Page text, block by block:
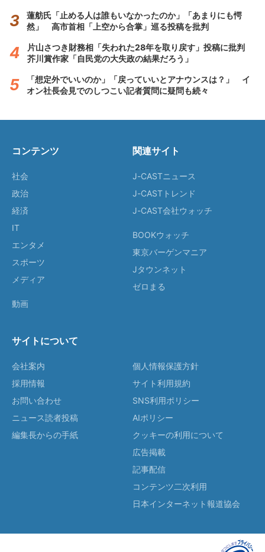
蓮舫氏「止める人は誰もいなかったのか」「あまりにも愕
然」 高市首相「上空から合掌」巡る投稿を批判
片山さつき財務相「失われた28年を取り戻す」投稿に批判
芥川賞作家「自民党の大失政の結果だろう」
「想定外でいいのか」「戻っていいとアナウンスは？」 イ
オン社長会見でのしつこい記者質問に疑問も続々
コンテンツ
社会
政治
経済
IT
エンタメ
スポーツ
メディア
動画
関連サイト
J-CASTニュース
J-CASTトレンド
J-CAST会社ウォッチ
BOOKウォッチ
東京バーゲンマニア
Jタウンネット
ゼロまる
サイトについて
会社案内
採用情報
お問い合わせ
ニュース読者投稿
編集長からの手紙
個人情報保護方針
サイト利用規約
SNS利用ポリシー
AIポリシー
クッキーの利用について
広告掲載
記事配信
コンテンツ二次利用
日本インターネット報道協会